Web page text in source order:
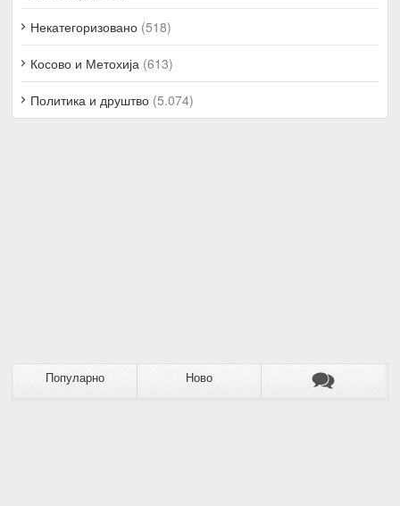
Некатегоризовано (518)
Косово и Метохија (613)
Политика и друштво (5.074)
Популарно Ново